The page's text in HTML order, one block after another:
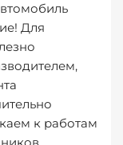
Для
к работам